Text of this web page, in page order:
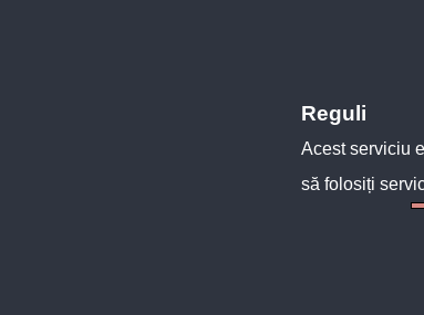
Reguli
Acest serviciu
să folosiți